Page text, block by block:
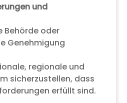
und
Behörde oder
Genehmigung
regionale und
sicherzustellen, dass
erfüllt sind.